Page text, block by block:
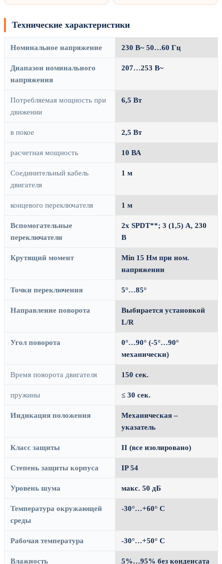
Технические характеристики
Номинальное напряжение 230 В~ 50…60 Гц
Диапазон номинального
напряжения
207…253 В~
Потребляемая мощность при
движении
6,5 Вт
в покое 2,5 Вт
расчетная мощность 10 ВА
Соединительный кабель
двигателя
1 м
концевого переключателя 1 м
Вспомогательные
переключатели
2х SPDT**; 3 (1,5) А, 230
В
Крутящий момент
Min 15 Нм при ном.
напряжении
Точки переключения 5°…85°
Направление поворота
Выбирается установкой
L/R
Угол поворота
0°…90° (-5°…90°
механически)
Время поворота двигателя 150 сек.
пружины ≤ 30 сек.
Индикация положения
Механическая –
указатель
Класс защиты II (все изолировано)
Степень защиты корпуса IP 54
Уровень шума макс. 50 дБ
Температура окружающей
среды
-30°…+60° С
Рабочая температура -30°…+50° С
Влажность 5%…95% без конденсата